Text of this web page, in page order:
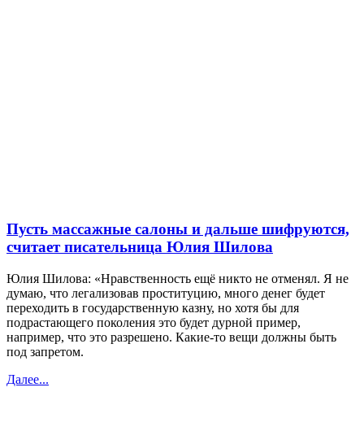
Пусть массажные салоны и дальше шифруются,
считает писательница Юлия Шилова
Юлия Шилова: «Нравственность ещё никто не отменял. Я не
думаю, что легализовав проституцию, много денег будет
переходить в государственную казну, но хотя бы для
подрастающего поколения это будет дурной пример,
например, что это разрешено. Какие-то вещи должны быть
под запретом.
Далее...